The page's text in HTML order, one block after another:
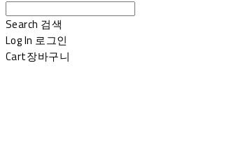
Search 검색
Log In 로그인
Cart장바구니